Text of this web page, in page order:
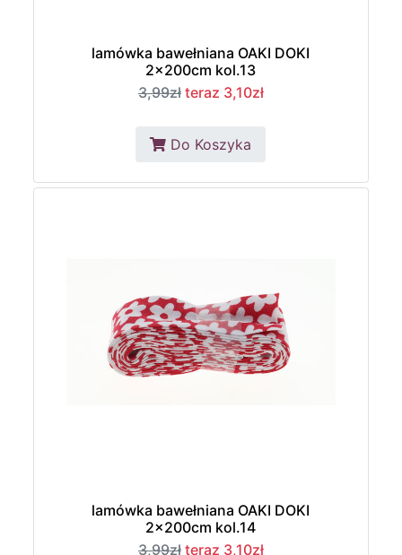
lamówka bawełniana OAKI DOKI
2x200cm kol.13
3,99zł teraz 3,10zł
Do Koszyka
lamówka bawełniana OAKI DOKI
2x200cm kol.14
3,99zł teraz 3,10zł